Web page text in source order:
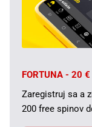
FORTUNA - 20
Zaregistruj sa a
200 free spinov